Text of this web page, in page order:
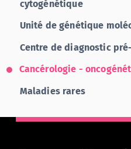
cytogénétique
Unité de génétique
Centre de diagnostic
Cancérologie -
Maladies rares